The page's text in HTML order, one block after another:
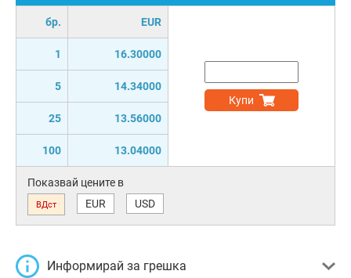
бр. EUR
1 16.30000
5 14.34000
25 13.56000
100 13.04000
Купи
Показвай цените в
ВДст EUR USD
Информирай за грешка